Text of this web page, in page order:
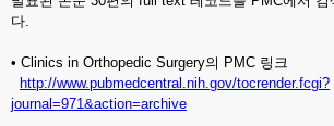
다.
• Clinics in Orthopedic Surgery의 PMC 링크
http://www.pubmedcentral.nih.gov/tocrender.fcgi?
journal=971&action=archive